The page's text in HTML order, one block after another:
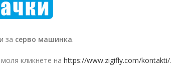
за серво машинка.
моля кликнете на https://www.zigifly.com/kontakti/.